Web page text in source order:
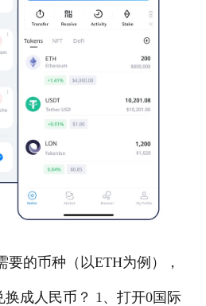
的币种（以ETH为例），
成人民币？ 1、打开0国际